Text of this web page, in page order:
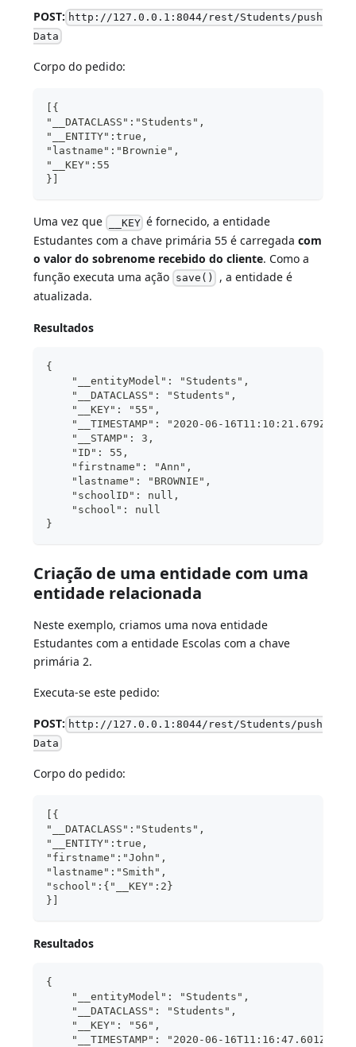
POST: http://127.0.0.1:8044/rest/Students/push
Data
Corpo do pedido:
[{
"__DATACLASS":"Students",
"__ENTITY":true,
"lastname":"Brownie",
"__KEY":55
}]
Uma vez que __KEY é fornecido, a entidade
Estudantes com a chave primária 55 é carregadacom
o valor do sobrenome recebido do cliente. Como a
função executa uma ação save() , a entidade é
atualizada.
Resultados
{
    "__entityModel": "Students",
    "__DATACLASS": "Students",
    "__KEY": "55",
    "__TIMESTAMP": "2020-06-16T11:10:21.679Z",
    "__STAMP": 3,
    "ID": 55,
    "firstname": "Ann",
    "lastname": "BROWNIE",
    "schoolID": null,
    "school": null
}
Criação de uma entidade com uma
entidade relacionada
Neste exemplo, criamos uma nova entidade
Estudantes com a entidade Escolas com a chave
primária 2.
Executa-se este pedido:
POST: http://127.0.0.1:8044/rest/Students/push
Data
Corpo do pedido:
[{
"__DATACLASS":"Students",
"__ENTITY":true,
"firstname":"John",
"lastname":"Smith",
"school":{"__KEY":2}
}]
Resultados
{
    "__entityModel": "Students",
    "__DATACLASS": "Students",
    "__KEY": "56",
    "__TIMESTAMP": "2020-06-16T11:16:47.601Z",